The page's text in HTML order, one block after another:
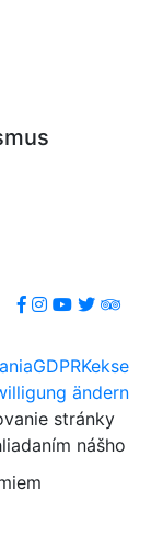
GDPRKekse
ändern
stránky
nášho